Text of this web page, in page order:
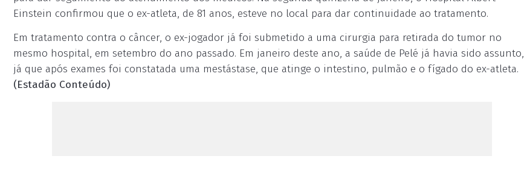
Einstein confirmou que o ex-atleta, de 81 anos, esteve no local para dar continuidade ao tratamento.
Em tratamento contra o câncer, o ex-jogador já foi submetido a uma cirurgia para retirada do tumor no
mesmo hospital, em setembro do ano passado. Em janeiro deste ano, a saúde de Pelé já havia sido assunto,
já que após exames foi constatada uma mestástase, que atinge o intestino, pulmão e o fígado do ex-atleta.
(Estadão Conteúdo)